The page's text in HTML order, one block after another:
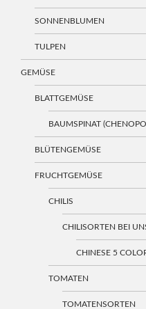
SONNENBLUMEN
TULPEN
GEMÜSE
BLATTGEMÜSE
BAUMSPINAT
BLÜTENGEMÜSE
FRUCHTGEMÜSE
CHILIS
CHILISORTEN BEI
CHINESE 5
TOMATEN
TOMATENSORTEN